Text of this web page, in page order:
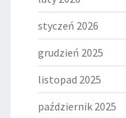
styczeń 2026
grudzień 2025
listopad 2025
październik 2025